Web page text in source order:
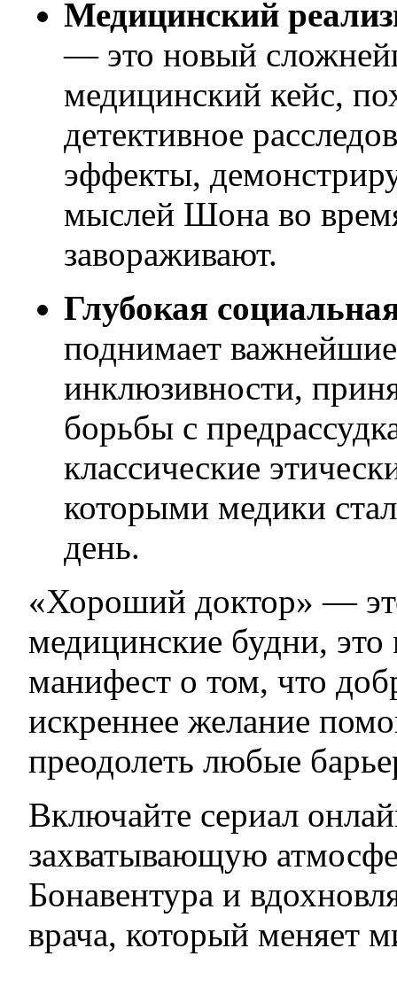
Медицинский
— это новый
медицинский кейс,
детективное
эффекты,
мыслей Шона во
завораживают.
Глубокая
поднимает
инклюзивности,
борьбы с
классические
которыми медики
день.
«Хороший доктор» —
медицинские будни,
манифест о том, что
искреннее желание
преодолеть любые
Включайте сериал
захватывающую
Бонавентура и
врача, который меняет